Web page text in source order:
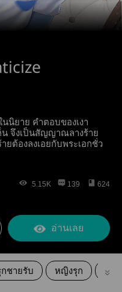
นนิยาย คำตอบของเงา
จึงเป็นสัญญาณลางร้าย
ต้องลงเอยกับพระเอกชั่ว
5.15K 139 624
อ่านเลย
ชายรับ หญิงรุก ชา